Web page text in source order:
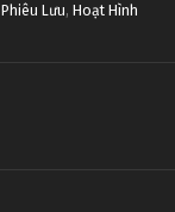
Phiêu Lưu, Hoạt Hình